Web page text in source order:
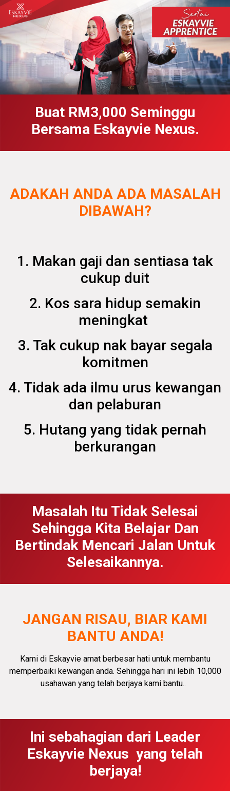
Buat RM3,000 Seminggu
Bersama Eskayvie Nexus.
ADAKAH ANDA ADA MASALAH
DIBAWAH?
1. Makan gaji dan sentiasa tak
cukup duit
2. Kos sara hidup semakin
meningkat
3. Tak cukup nak bayar segala
komitmen
4. Tidak ada ilmu urus kewangan
dan pelaburan
5. Hutang yang tidak pernah
berkurangan
Masalah Itu Tidak Selesai
Sehingga Kita Belajar Dan
Bertindak Mencari Jalan Untuk
Selesaikannya.
JANGAN RISAU, BIAR KAMI
BANTU ANDA!
Kami di Eskayvie amat berbesar hati untuk membantu
memperbaiki kewangan anda. Sehingga hari ini lebih 10,000
usahawan yang telah berjaya kami bantu..
Ini sebahagian dari Leader
Eskayvie Nexus yang telah
berjaya!